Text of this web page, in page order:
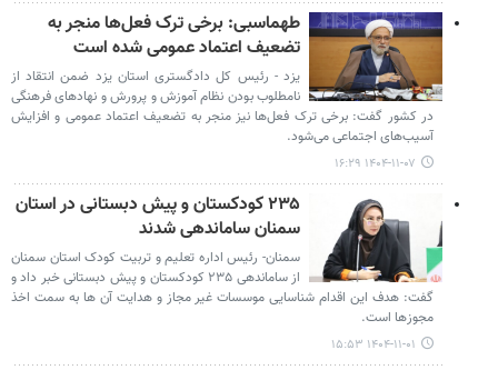
طهماسبی: برخی ترک فعل‌ها منجر به
تضعیف اعتماد عمومی شده است
یزد - رئیس کل دادگستری استان یزد ضمن انتقاد از
نامطلوب بودن نظام آموزش و پرورش و ‌نهادهای فرهنگی
در کشور گفت: برخی ترک فعل‌ها نیز منجر به تضعیف اعتماد عمومی و افزایش
آسیب‌های اجتماعی می‌شود.
۱۴۰۴-۱۱-۰۷ ۱۶:۲۹
۲۳۵ کودکستان و پیش دبستانی در استان
سمنان ساماندهی شدند
سمنان- رئیس اداره تعلیم و تربیت کودک استان سمنان
از ساماندهی ۲۳۵ کودکستان و پیش دبستانی خبر داد و
گفت: هدف این اقدام شناسایی موسسات غیر مجاز و هدایت آن ها به سمت اخذ
مجوزها است.
۱۴۰۴-۱۱-۰۱ ۱۵:۵۳